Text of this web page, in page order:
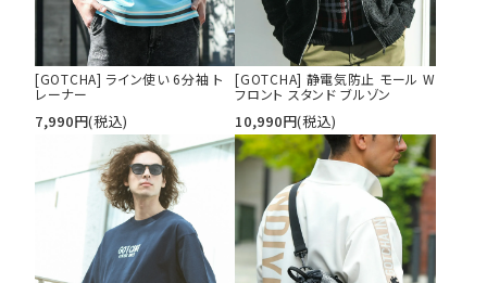
[GOTCHA] ライン使い 6分袖 ト
レーナー
7,990円(税込)
[GOTCHA] 静電気防止 モール W
フロント スタンド ブルゾン
10,990円(税込)